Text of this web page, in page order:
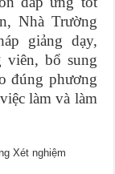
Nhà Trường
giảng dạy,
viên, bổ sung
đúng phương
làm và làm